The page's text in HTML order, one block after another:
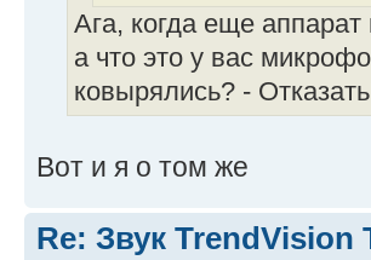
Ага, когда еще аппарат
а что это у вас
ковырялись? -
Вот и я о том же
Re: Звук TrendVision